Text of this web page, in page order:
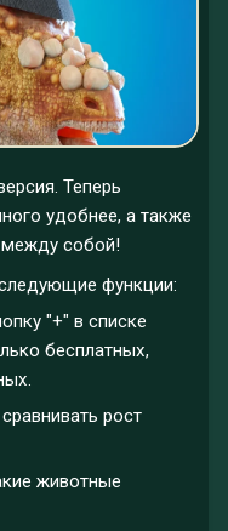
Теперь
удобнее, а также
собой!
функции:
"+" в списке
бесплатных,
рост
животные